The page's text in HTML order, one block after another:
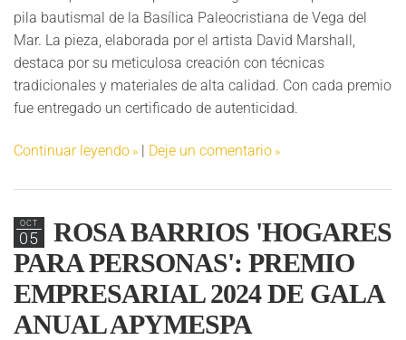
pila bautismal de la Basílica Paleocristiana de Vega del
Mar. La pieza, elaborada por el artista David Marshall,
destaca por su meticulosa creación con técnicas
tradicionales y materiales de alta calidad. Con cada premio
fue entregado un certificado de autenticidad.
Continuar leyendo | Deje un comentario
OCT
05
ROSA BARRIOS 'HOGARES
PARA PERSONAS': PREMIO
EMPRESARIAL 2024 DE GALA
ANUAL APYMESPA